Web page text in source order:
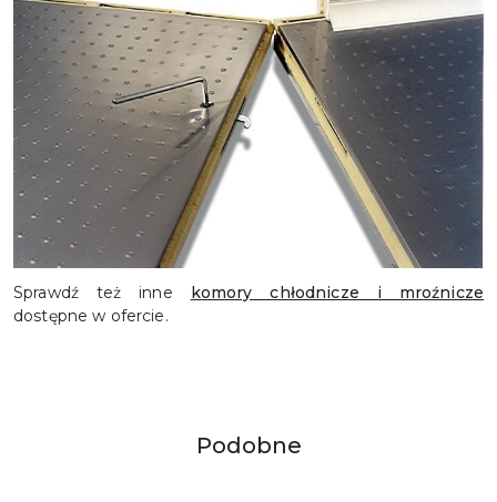
Sprawdź też inne
komory chłodnicze i mroźnicze
dostępne w ofercie.
Pomiń karuzelę produktów
Produkty
Podobne